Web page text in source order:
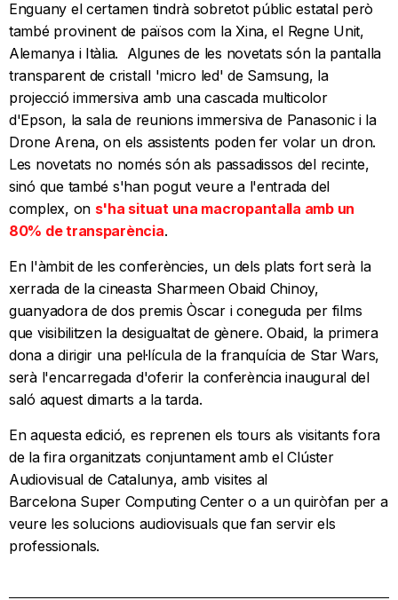
Enguany el certamen tindrà sobretot públic estatal però
també provinent de països com la Xina, el Regne Unit,
Alemanya i Itàlia. Algunes de les novetats són la pantalla
transparent de cristall 'micro led' de Samsung, la
projecció immersiva amb una cascada multicolor
d'Epson, la sala de reunions immersiva de Panasonic i la
Drone Arena, on els assistents poden fer volar un dron.
Les novetats no només són als passadissos del recinte,
sinó que també s'han pogut veure a l'entrada del
complex, on s'ha situat una macropantalla amb un
80% de transparència.
En l'àmbit de les conferències, un dels plats fort serà la
xerrada de la cineasta Sharmeen Obaid Chinoy,
guanyadora de dos premis Òscar i coneguda per films
que visibilitzen la desigualtat de gènere. Obaid, la primera
dona a dirigir una pel·lícula de la franquícia de Star Wars,
serà l'encarregada d'oferir la conferència inaugural del
saló aquest dimarts a la tarda.
En aquesta edició, es reprenen els tours als visitants fora
de la fira organitzats conjuntament amb el Clúster
Audiovisual de Catalunya, amb visites al
Barcelona Super Computing Center o a un quiròfan per a
veure les solucions audiovisuals que fan servir els
professionals.